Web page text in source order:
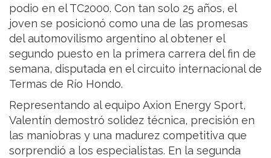
podio en el TC2000. Con tan solo 25 años, el
joven se posicionó como una de las promesas
del automovilismo argentino al obtener el
segundo puesto en la primera carrera del fin de
semana, disputada en el circuito internacional de
Termas de Río Hondo.
Representando al equipo Axion Energy Sport,
Valentín demostró solidez técnica, precisión en
las maniobras y una madurez competitiva que
sorprendió a los especialistas. En la segunda